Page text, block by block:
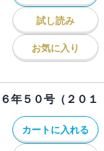
試し読み
お気に入り
年５０号（２０１
カートに入れる